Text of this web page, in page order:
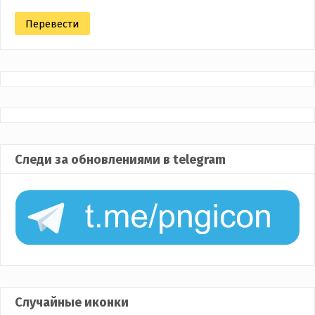
Следи за обновлениями в telegram
Случайные иконки